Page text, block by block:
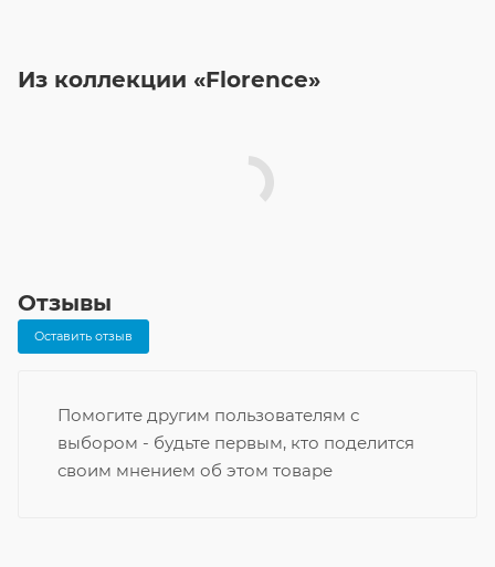
Из коллекции «Florence»
Отзывы
Оставить отзыв
Помогите другим пользователям с
выбором - будьте первым, кто поделится
своим мнением об этом товаре